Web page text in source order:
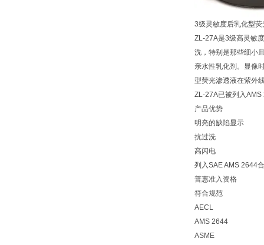
3级灵敏度后乳化型荧
ZL-27A是3级高灵敏
洗，特别是那些细小
亲水性乳化剂。显像
型荧光渗透液在紫外
ZL-27A已被列入
产品优势
明亮的缺陷显示
抗过洗
高闪电
列入SAE AMS 2644
普惠准入资格
符合规范
AECL
AMS 2644
ASME